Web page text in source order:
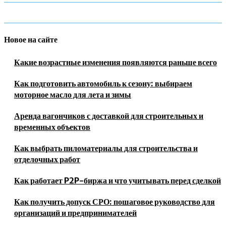
Новое на сайте
Какие возрастные изменения появляются раньше всего
Как подготовить автомобиль к сезону: выбираем
моторное масло для лета и зимы
Аренда вагончиков с доставкой для строительных и
временных объектов
Как выбрать пиломатериалы для строительства и
отделочных работ
Как работает P2P-биржа и что учитывать перед сделкой
Как получить допуск СРО: пошаговое руководство для
организаций и предпринимателей